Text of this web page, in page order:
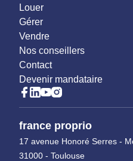
Louer
Gérer
Vendre
Nos conseillers
Contact
Devenir mandataire
france proprio
17 avenue Honoré Serres -
31000 - Toulouse